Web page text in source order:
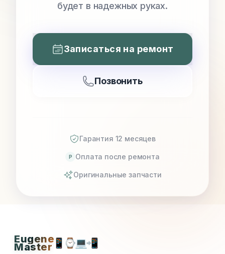
будет в надежных руках.
Записаться на ремонт
Позвонить
Гарантия 12 месяцев
P Оплата после ремонта
Оригинальные запчасти
Eugene
Master📱 ⌚💻📲